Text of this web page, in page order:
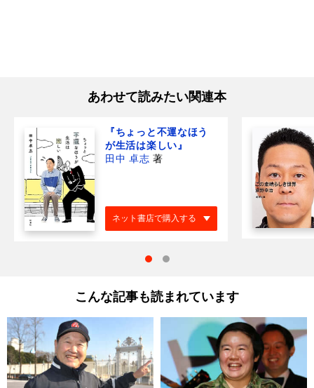
あわせて読みたい関連本
『ちょっと不運なほう
が生活は楽しい』
田中 卓志 著
ネット書店で購入する
こんな記事も読まれています